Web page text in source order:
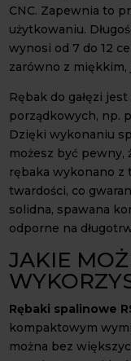
CNC. Zapewnia to
użytkowaniu.
wynosi od 7 do 12
zarówno z
Rębak do gałęzi
porządkowych, np.
Dzięki wykonaniu
możesz być pewny,
rębaka wykonano z
twardości, co
solidna, spawana
odporne na
JAKIE
Rębaki spalinowe
kompaktowym
można bez